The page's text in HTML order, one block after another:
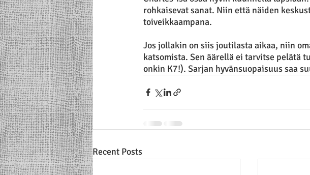
rohkaisevat sanat. Niin että näiden
toiveikkaampana.
Jos jollakin on siis joutilasta aikaa, niin
katsomista. Sen äärellä ei tarvitse pelätä
onkin K7!). Sarjan hyvänsuopaisuus saa
Recent Posts